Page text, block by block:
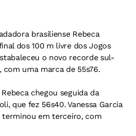
brasiliense Rebeca
dos 100 m livre dos Jogos
o novo recorde sul-
com uma marca de 55s76.
chegou seguida da
que fez 56s40. Vanessa Garcia
terminou em terceiro, com